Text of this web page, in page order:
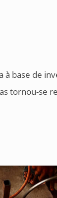
à base de
tornou-se